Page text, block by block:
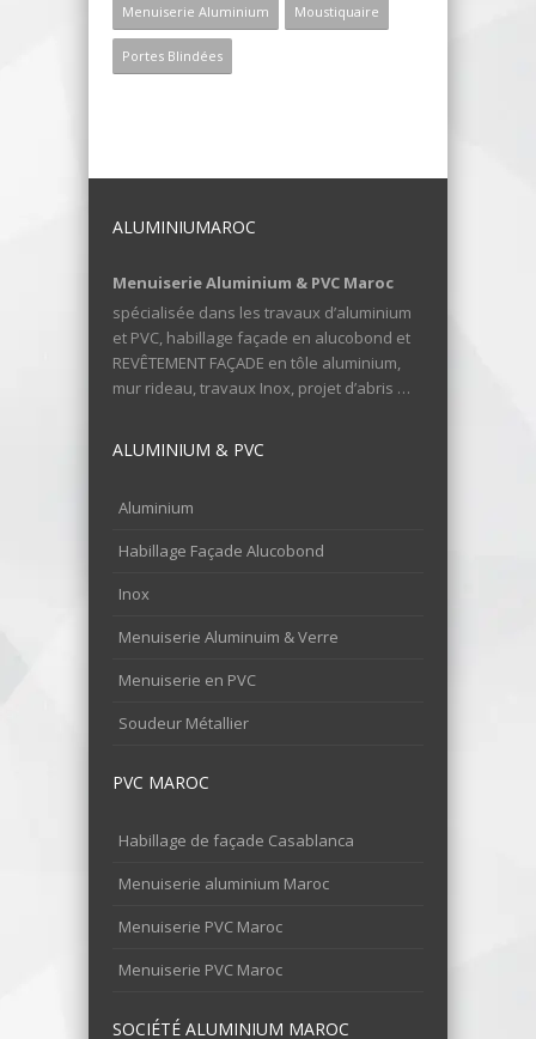
Menuiserie Aluminium Moustiquaire
Portes Blindées
ALUMINIUMAROC
Menuiserie Aluminium & PVC Maroc
spécialisée dans les travaux d’aluminium
et PVC, habillage façade en alucobond et
REVÊTEMENT FAÇADE en tôle aluminium,
mur rideau, travaux Inox, projet d’abris …
ALUMINIUM & PVC
Aluminium
Habillage Façade Alucobond
Inox
Menuiserie Aluminuim & Verre
Menuiserie en PVC
Soudeur Métallier
PVC MAROC
Habillage de façade Casablanca
Menuiserie aluminium Maroc
Menuiserie PVC Maroc
Menuiserie PVC Maroc
SOCIÉTÉ ALUMINIUM MAROC